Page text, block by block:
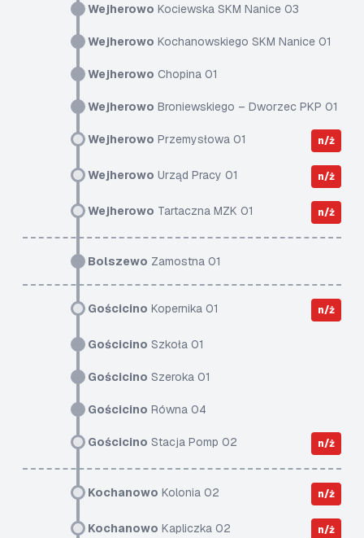
Wejherowo Kociewska SKM Nanice 03
Wejherowo Kochanowskiego SKM Nanice 01
Wejherowo Chopina 01
Wejherowo Broniewskiego – Dworzec PKP 01
Wejherowo Przemysłowa 01 n/ż
Wejherowo Urząd Pracy 01 n/ż
Wejherowo Tartaczna MZK 01 n/ż
Bolszewo Zamostna 01
Gościcino Kopernika 01 n/ż
Gościcino Szkoła 01
Gościcino Szeroka 01
Gościcino Równa 04
Gościcino Stacja Pomp 02 n/ż
Kochanowo Kolonia 02 n/ż
Kochanowo Kapliczka 02 n/ż